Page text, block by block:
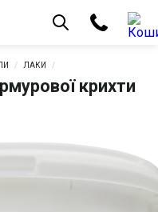
ЛАКИ
крихти